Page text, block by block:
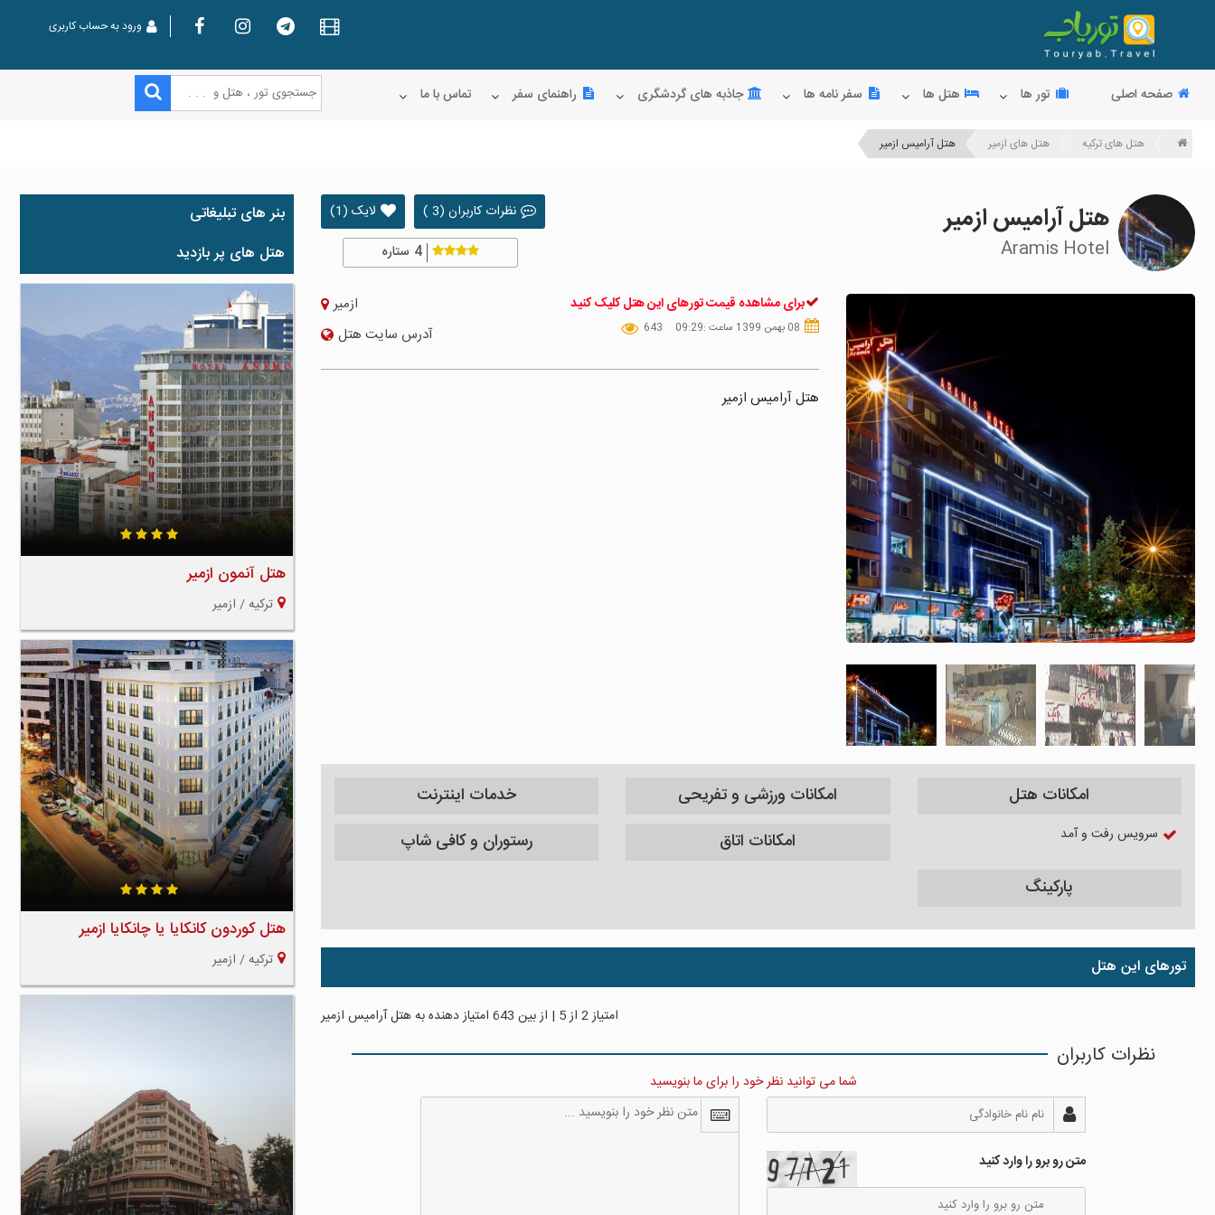
ورود به حساب کاربری
صفحه اصلی تور ها هتل ها سفر نامه ها جاذبه های گردشگری راهنمای سفر تماس با ما
هتل های ترکیه هتل های ازمیر هتل آرامیس ازمیر
بنر های تبلیغاتی
هتل های پر بازدید
هتل آنمون ازمیر
ترکیه / ازمیر
هتل کوردون کانکایا یا چانکایا ازمیر
ترکیه / ازمیر
لایک (1)
نظرات کاربران (3 )
4 ستاره
هتل آرامیس ازمیر
Aramis Hotel
ازمیر
آدرس سایت هتل
برای مشاهده قیمت تورهای این هتل کلیک کنید
08 بهمن 1399 ساعت :09:29 643
هتل آرامیس ازمیر
امکانات هتل
سرویس رفت و آمد
امکانات ورزشی و تفریحی
خدمات اینترنت
امکانات اتاق
رستوران و کافی شاپ
پارکینگ
تورهای این هتل
امتیاز2 از5 | از بین 643 امتیاز دهنده بههتل آرامیس ازمیر
نظرات کاربران
شما می توانید نظر خود را برای ما بنویسید
متن رو برو را وارد کنید